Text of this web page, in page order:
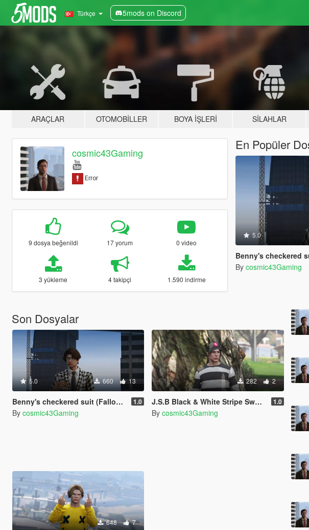
Türkçe 5mods on Discord
ARAÇLAR OTOMOBILLER BOYA İŞLERI SILAHLAR
cosmic43Gaming
9 dosya beğenildi 17 yorum 0 video
3 yükleme 4 takipçi 1.590 indirme
En Popüler
5.0
Benny's checkered
By cosmic43Gaming
Son Dosyalar
5.0 660 13
Benny's checkered suit (Fallout New Vegas) for MP Male 1.0
By cosmic43Gaming
282 2
J.S.B Black & White Stripe Sweater (The Kid LAROI) for MP Male 1.0
By cosmic43Gaming
648 7